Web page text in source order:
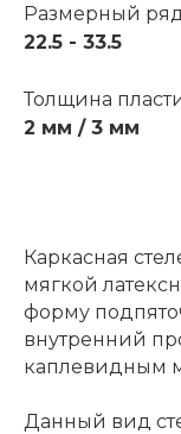
Размерный
22.5 - 33.5
Толщина
2 мм / 3 мм
Каркасная
мягкой
форму
внутренний
каплевидным
Данный вид